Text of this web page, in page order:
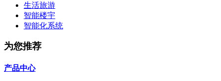
生活旅游
智能楼宇
智能化系统
为您推荐
产品中心